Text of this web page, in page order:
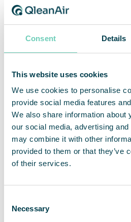
Consent Details
This website uses cookies
We use cookies to personalise
provide social media features
We also share information about
our social media, advertising
may combine it with other
provided to them or that they’ve
of their services.
Selection
Necessary
Christina Lindstedt, VD
E-post
Mobil +46 70 677 28 77
Om QleanAir
affärsmodell baseras på uthyrning
lösningar med ett
lösningar är utvecklade på
filtrerar och recirkulerar
000 installerade enheter hos
marknaderna för EMEA, APAC och
2020 hade QleanAir en
justerad rörelsemarginal uppgick
har sitt huvudkontor i Solna i
QAIR. FNCA Sweden är Certified